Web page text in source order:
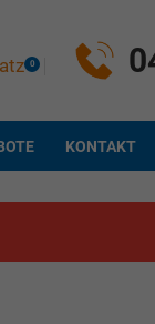
0
KONTAKT